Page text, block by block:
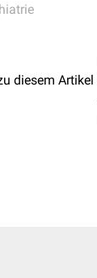
diesem Artikel